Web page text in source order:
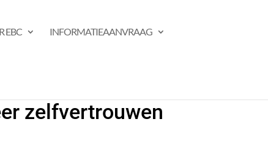
EBC INFORMATIEAANVRAAG
zelfvertrouwen